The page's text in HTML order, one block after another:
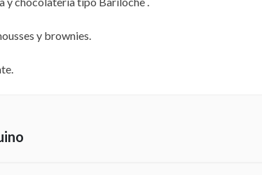
y brownies.